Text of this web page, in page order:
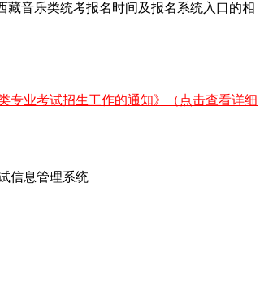
藏音乐类统考报名时间及报名系统入口的相
专业考试招生工作的通知》（点击查看详细
信息管理系统